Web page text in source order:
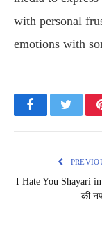
with personal
emotions with
FacebookTwitter
I Hate You Shayari
की